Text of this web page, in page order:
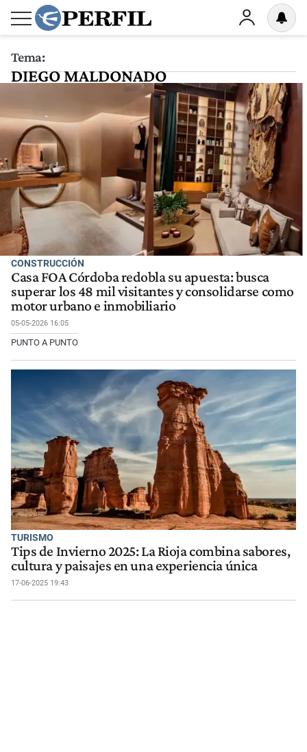
Tema:
DIEGO MALDONADO
CONSTRUCCIÓN
Casa FOA Córdoba redobla su apuesta: busca
superar los 48 mil visitantes y consolidarse como
motor urbano e inmobiliario
05-05-2026 16:05
PUNTO A PUNTO
TURISMO
Tips de Invierno 2025: La Rioja combina sabores,
cultura y paisajes en una experiencia única
17-06-2025 19:43